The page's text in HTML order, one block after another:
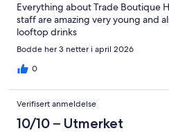
Everything about Trade Boutique
staff are amazing very young and
looftop drinks
Bodde her 3 netter i april 2026
0
Verifisert anmeldelse
10/10 – Utmerket